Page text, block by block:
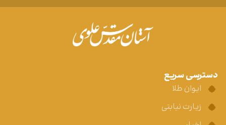
دسترسی سریع
ایوان طلا
زیارت نیابتی